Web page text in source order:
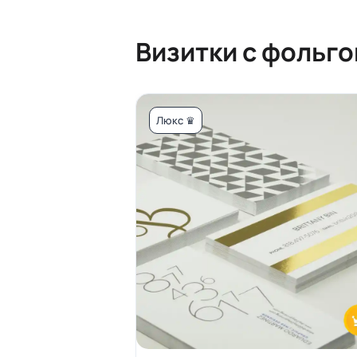
Визитки с
Люкс ♛